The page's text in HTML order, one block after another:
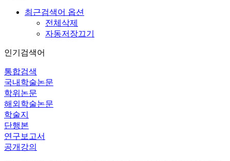
최근검색어 옵션
전체삭제
자동저장끄기
인기검색어
통합검색
국내학술논문
학위논문
해외학술논문
학술지
단행본
연구보고서
공개강의